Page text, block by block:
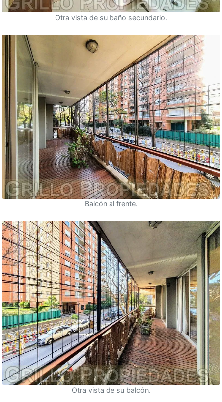
Otra vista de su baño secundario.
Balcón al frente.
Otra vista de su balcón.